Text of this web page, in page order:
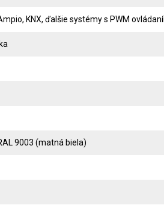
KNX, ďalšie systémy s PWM
9003 (matná biela)